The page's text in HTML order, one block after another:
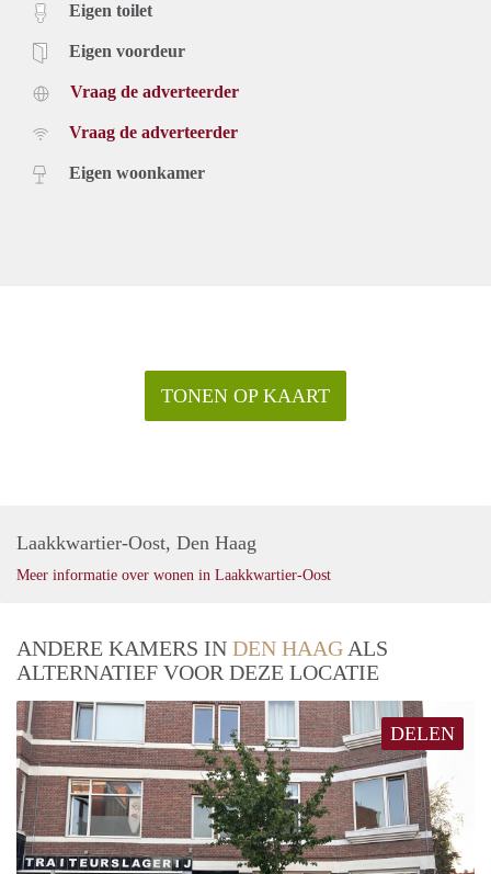
Eigen toilet
Eigen voordeur
Vraag de adverteerder
Vraag de adverteerder
Eigen woonkamer
TONEN OP KAART
Laakkwartier-Oost, Den Haag
Meer informatie over wonen in Laakkwartier-Oost
ANDERE KAMERS IN DEN HAAG ALS
ALTERNATIEF VOOR DEZE LOCATIE
DELEN